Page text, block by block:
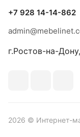
+7 928 14-14-862
г.Ростов-на-
2026 © Интернет-